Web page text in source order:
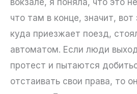
что там в конце, значит,
куда приезжает поезд,
автоматом. Если люди
протест и пытаются
отстаивать свои права, то